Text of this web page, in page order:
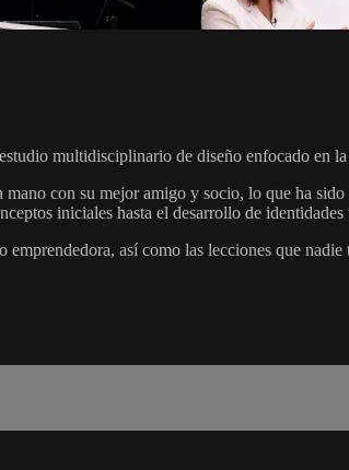
multidisciplinario de diseño enfocado en
con su mejor amigo y socio, lo que ha
iniciales hasta el desarrollo de
así como las lecciones que